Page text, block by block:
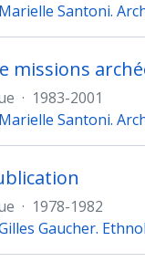
Marielle Santoni.
missions
· 1983-2001
Marielle Santoni.
· 1978-1982
Gaucher.